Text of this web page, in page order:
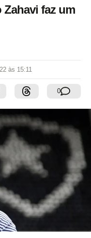
Zahavi faz um
às 15:11
0